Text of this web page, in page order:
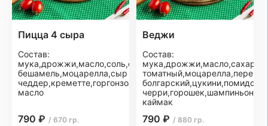
Пицца 4 сыра
Состав:
мука,дрожжи,масло,соль,соус
бешамель,моцарелла,сыр
чеддер,креметте,горгонзола,оливковое
масло
790 ₽ / 670 гр.
Веджи
Состав:
томатный,моцарелла,перец
болгарский,цукини,помидоры
каймак
790 ₽ / 880 гр.